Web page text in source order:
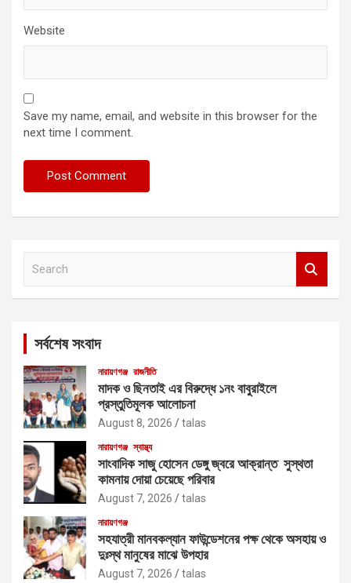
Website
Save my name, email, and website in this browser for the
next time I comment.
সর্বশেষ সংবাদ
নারায়ণগঞ্জ রাজনীতি
মাদক ও ছিনতাই এর বিরুদ্ধে ১নং বাবুরাইলে
প্রস্তুতিমূলক আলোচনা
August 8, 2026 talas
নারায়ণগঞ্জ স্বাস্থ্য
সাংবাদিক সাজু হোসেন ডেঙ্গু জ্বরে আক্রান্ত সুস্থতা
কামনায় দোয়া চেয়েছে পরিবার
August 7, 2026 talas
নারায়ণগঞ্জ
সহযাত্রী মানবকল্যান ফাউন্ডেশনের পক্ষ থেকে অসহায় ও
দুঃস্থ মানুষের মাঝে উপহার
August 7, 2026 talas